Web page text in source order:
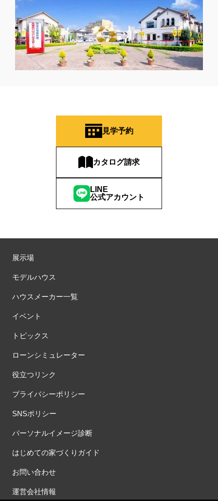
見学予約
カタログ請求
LINE
公式アカウント
展示場
モデルハウス
ハウスメーカー一覧
イベント
トピックス
ローンシミュレーター
役立つリンク
プライバシーポリシー
SNSポリシー
パーソナルイメージ診断
はじめての家づくりガイド
お問い合わせ
運営会社情報